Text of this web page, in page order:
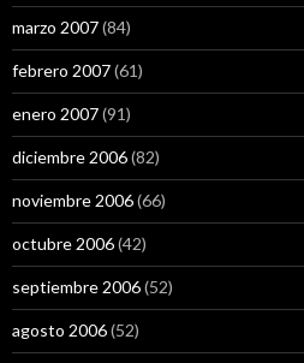
marzo 2007(84)
febrero 2007(61)
enero 2007(91)
diciembre 2006(82)
noviembre 2006(66)
octubre 2006(42)
septiembre 2006(52)
agosto 2006(52)